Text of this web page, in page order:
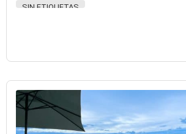
SIN ETIQUETAS